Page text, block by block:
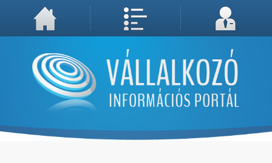
A weboldal használatával Ön elfogadja, hogy Cookie-kat (sütiket) tároljunk számítógépén. A sütik a weboldal megfelelő működéséhez
Megértettem, folytatás...